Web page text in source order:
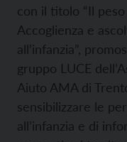
con il titolo “Il
Accoglienza e
all’infanzia”,
gruppo LUCE
Aiuto AMA di
sensibilizzare le
all’infanzia e di